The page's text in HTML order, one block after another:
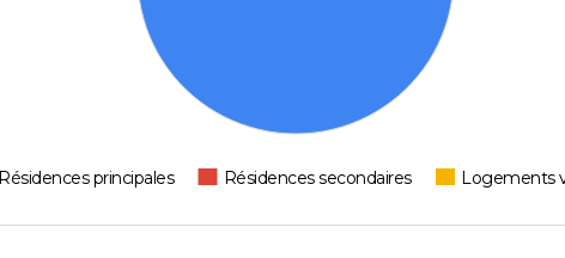
Résidences principales Résidences secondaires Logements